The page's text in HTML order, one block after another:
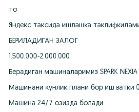
то
Яндекс таксида ишлашка
БЕРИЛАДИГАН ЗАЛОГ
1.500.000-2.000.000
Берадиган машиналаримиз SPARK NEXIA
Машинани кунлик плани бор иш ватки
Машина 24/7 озизда болади